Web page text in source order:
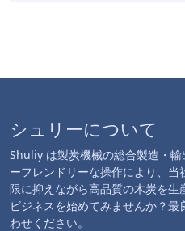
シュリーについて
Shuliy は製炭機械の総合製造・
ーフレンドリーな操作により、
限に抑えながら高品質の木炭を生
ビジネスを始めてみませんか？
わせください。